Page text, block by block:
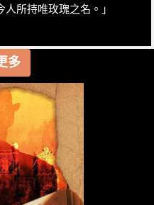
人所持唯玫瑰之名。」
多